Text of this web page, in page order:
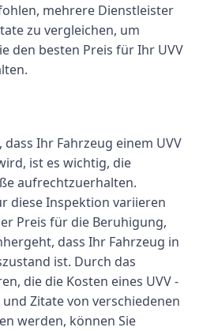
mehrere Dienstleister
zu vergleichen, um
den besten Preis für Ihr UVV
Ihr Fahrzeug einem UVV
ist es wichtig, die
aufrechtzuerhalten.
diese Inspektion variieren
Preis für die Beruhigung,
dass Ihr Fahrzeug in
ist. Durch das
die die Kosten eines UVV -
Zitate von verschiedenen
werden, können Sie